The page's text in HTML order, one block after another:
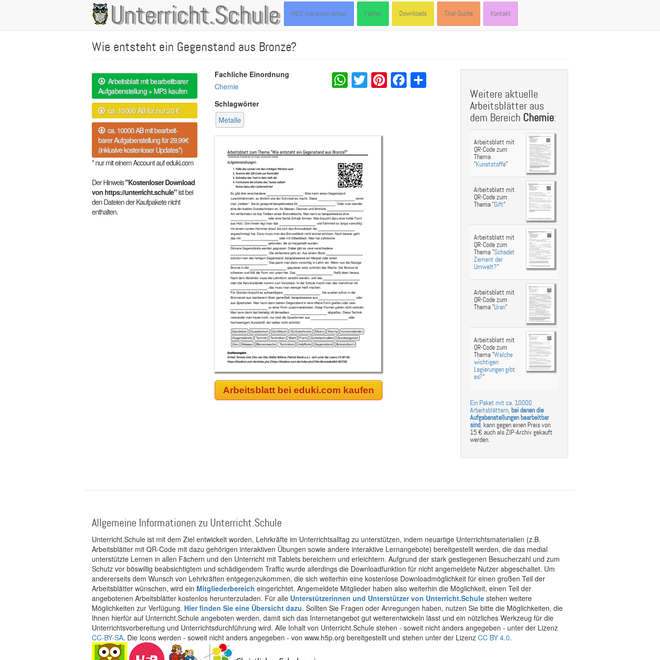
Unterricht.Schule
Main
navigation
NEU: materials.school Fächer Downloads Titel-Suche Kontakt
Wie entsteht ein Gegenstand aus Bronze?
Arbeitsblatt mit bearbeitbarer
Aufgabenstellung + MP3 kaufen
ca. 10000 AB für nur 20 €
ca. 10000 AB mit bearbeit-
barer Aufgabenstellung für 29,99€
(inklusive kostenloser Updates*)
* nur mit einem Account auf eduki.com
Der Hinweis"Kostenloser Download
von https://unterricht.schule"ist bei
den Dateien der Kaufpakete nicht
enthalten.
Fachliche Einordnung
Chemie
Schlagwörter
Metalle
WhatsApp
Twitter
Pinterest
Facebook
Share
Arbeitsblatt bei eduki.com kaufen
Weitere aktuelle
Arbeitsblätter aus
dem Bereich Chemie:
Arbeitsblatt mit
QR-Code zum
Thema
"Kunststoffe"
Arbeitsblatt mit
QR-Code zum
Thema "Gift"
Arbeitsblatt mit
QR-Code zum
Thema "Schadet
Zement der
Umwelt?"
Arbeitsblatt mit
QR-Code zum
Thema "Uran"
Arbeitsblatt mit
QR-Code zum
Thema "Welche
wichtigen
Legierungen gibt
es?"
Ein Paket mit ca. 10000
Arbeitsblättern, bei denen die
Aufgabenstellungen bearbeitbar
sind, kann gegen einen Preis von
15 € auch als ZIP-Archiv gekauft
werden.
Allgemeine Informationen zu Unterricht.Schule
Unterricht.Schule ist mit dem Ziel entwickelt worden, Lehrkräfte im Unterrichtsalltag zu unterstützen, indem neuartige Unterrichtsmaterialien (z.B.
Arbeitsblätter mit QR-Code mit dazu gehörigen interaktiven Übungen sowie andere interaktive Lernangebote) bereitgestellt werden, die das medial
unterstützte Lernen in allen Fächern und den Unterricht mit Tablets bereichern und erleichtern. Aufgrund der stark gestiegenen Besucherzahl und zum
Schutz vor böswillig beabsichtigtem und schädigendem Traffic wurde allerdings die Downloadfunktion für nicht angemeldete Nutzer abgeschaltet. Um
andererseits dem Wunsch von Lehrkräften entgegenzukommen, die sich weiterhin eine kostenlose Downloadmöglichkeit für einen großen Teil der
Arbeitsblätter wünschen, wird ein Mitgliederbereich eingerichtet. Angemeldete Mitglieder haben also weiterhin die Möglichkeit, einen Teil der
angebotenen Arbeitsblätter kostenlos herunterzuladen. Für alle Unterstützerinnen und Unterstützer von Unterricht.Schule stehen weitere
Möglichkeiten zur Verfügung. Hier finden Sie eine Übersicht dazu. Sollten Sie Fragen oder Anregungen haben, nutzen Sie bitte die Möglichkeiten, die
Ihnen hierfür auf Unterricht.Schule angeboten werden, damit sich das Internetangebot gut weiterentwickeln lässt und ein nützliches Werkzeug für die
Unterrichtsvorbereitung und Unterrichtsdurchführung wird. Alle Inhalt von Unterricht.Schule stehen - soweit nicht anders angegeben - unter der Lizenz
CC-BY-SA. Die Icons werden - soweit nicht anders angegeben - von www.h5p.org bereitgestellt und stehen unter der Lizenz CC BY 4.0.